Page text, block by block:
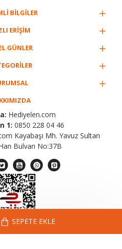
SEPETE EKLE
BİLGİLER
ERİŞİM
GÜNLER
Hediyelen.com
1: 0850 228 04 46
Kayabaşı Mh. Yavuz Sultan
Bulvarı No:37B